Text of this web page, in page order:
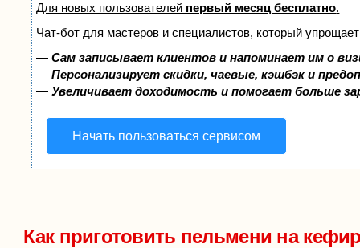
Для новых пользователей первый месяц бесплатно.
Чат-бот для мастеров и специалистов, который
—Сам записывает клиентов и напоминает им о
—Персонализирует скидки, чаевые, кэшбэк и
—Увеличивает доходимость и помогает больше
Начать пользоваться сервисом
Как приготовить пельмени на